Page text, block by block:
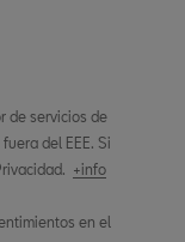
de servicios de
del EEE. Si
+info
en el